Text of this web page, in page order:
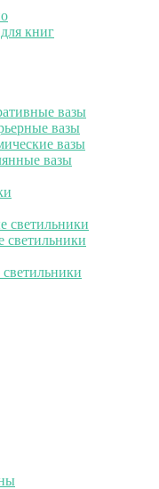
книг
вазы
вазы
вазы
вазы
светильники
светильники